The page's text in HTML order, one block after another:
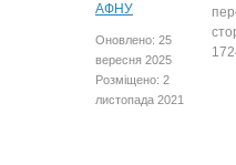
Оновлено: 25
вересня 2025
Розміщено: 2
листопада 2021